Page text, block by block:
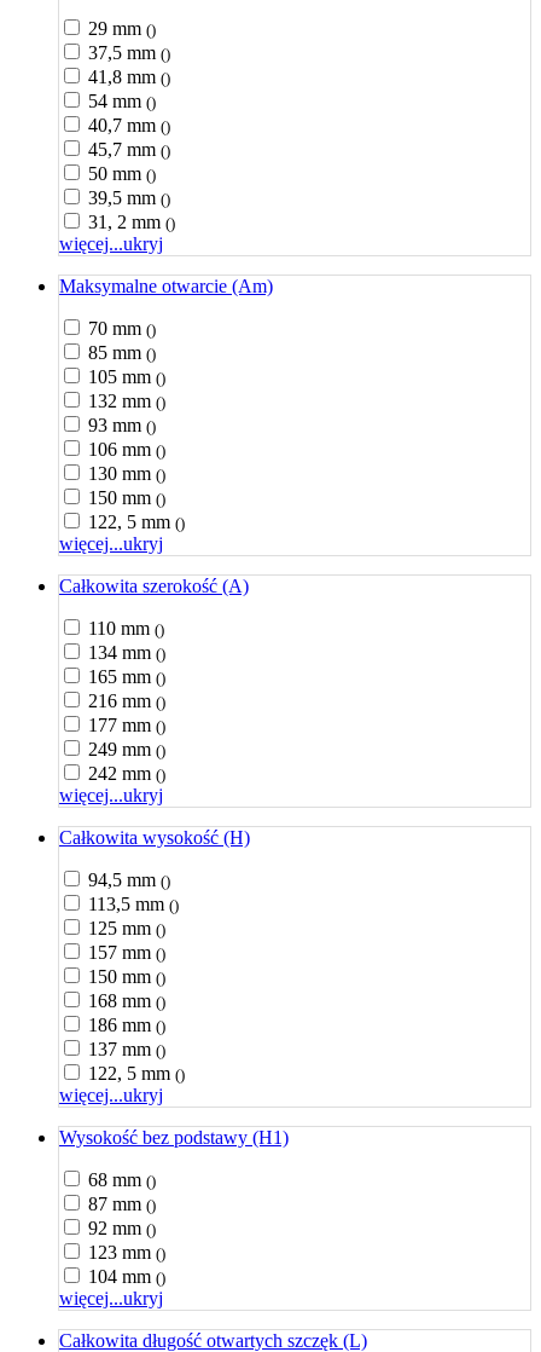
29 mm ()
37,5 mm ()
41,8 mm ()
54 mm ()
40,7 mm ()
45,7 mm ()
50 mm ()
39,5 mm ()
31, 2 mm ()
więcej...ukryj
Maksymalne otwarcie (Am)
70 mm ()
85 mm ()
105 mm ()
132 mm ()
93 mm ()
106 mm ()
130 mm ()
150 mm ()
122, 5 mm ()
więcej...ukryj
Całkowita szerokość (A)
110 mm ()
134 mm ()
165 mm ()
216 mm ()
177 mm ()
249 mm ()
242 mm ()
więcej...ukryj
Całkowita wysokość (H)
94,5 mm ()
113,5 mm ()
125 mm ()
157 mm ()
150 mm ()
168 mm ()
186 mm ()
137 mm ()
122, 5 mm ()
więcej...ukryj
Wysokość bez podstawy (H1)
68 mm ()
87 mm ()
92 mm ()
123 mm ()
104 mm ()
więcej...ukryj
Całkowita długość otwartych szczęk (L)